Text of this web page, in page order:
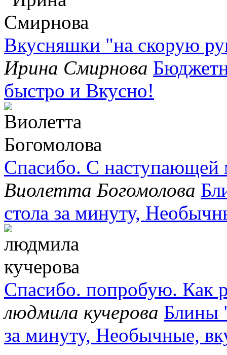
Вкусняшки "на скорую
Ирина Смирнова
быстро и Вкусно!
Спасибо. С наступающей
Виолетта Богомолова
стола за минуту,
Спасибо. попробую. Как
людмила кучерова Блины
за минуту, Необычные,